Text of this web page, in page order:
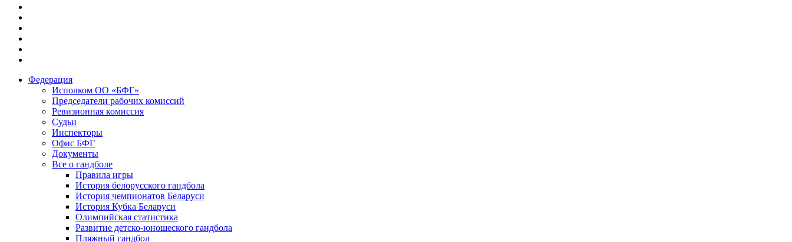
Федерация
Исполком ОО «БФГ»
Председатели рабочих комиссий
Ревизионная комиссия
Судьи
Инспекторы
Офис БФГ
Документы
Все о гандболе
Правила игры
История белорусского гандбола
История чемпионатов Беларуси
История Кубка Беларуси
Олимпийская статистика
Развитие детско-юношеского гандбола
Пляжный гандбол